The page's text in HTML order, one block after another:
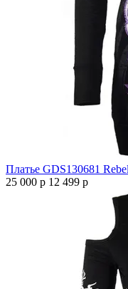
Платье GDS130681
25 000 р 12 499 р